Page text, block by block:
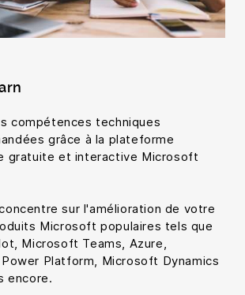
compétences techniques
grâce à la plateforme
gratuite et interactive Microsoft
sur l'amélioration de votre
Microsoft populaires tels que
Microsoft Teams, Azure,
Platform, Microsoft Dynamics
encore.